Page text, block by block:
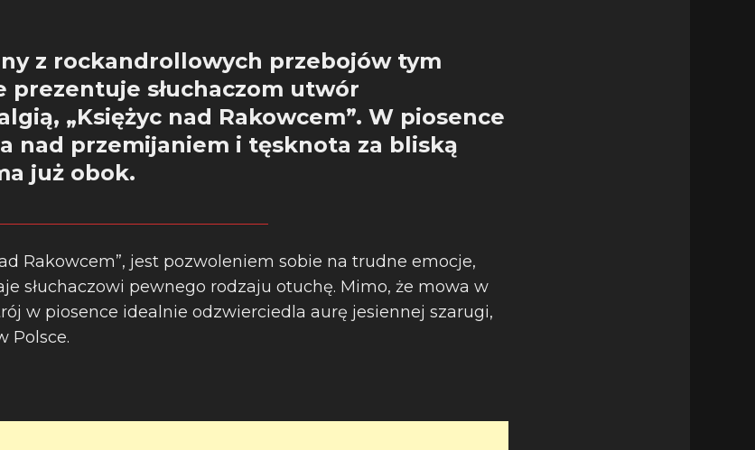
z rockandrollowych przebojów tym
prezentuje słuchaczom utwór
„Księżyc nad Rakowcem”. W piosence
nad przemijaniem i tęsknota za bliską
już obok.
Rakowcem”, jest pozwoleniem sobie na trudne emocje,
słuchaczowi pewnego rodzaju otuchę. Mimo, że mowa w
w piosence idealnie odzwierciedla aurę jesiennej szarugi,
Polsce.